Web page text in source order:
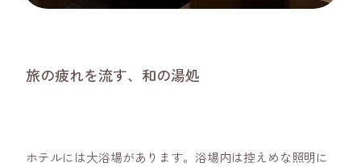
旅の疲れを流す、和の湯処
ホテルには大浴場があります。浴場内は控えめな照明に